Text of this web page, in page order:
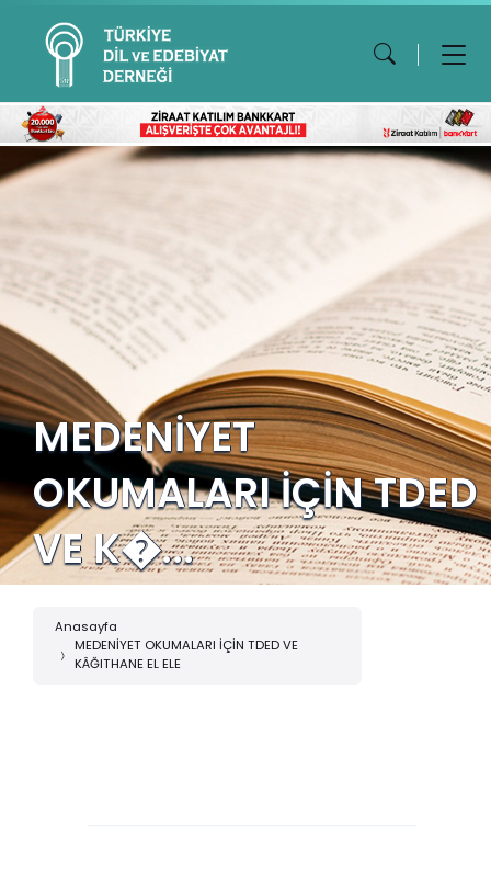
MEDENİYET
OKUMALARI İÇİN TDED
VE K�...
Anasayfa
MEDENİYET OKUMALARI İÇİN TDED VE
KÂĞITHANE EL ELE